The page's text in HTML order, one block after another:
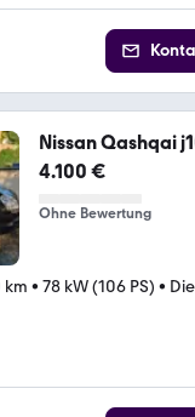
Nissan Qashqai
4.100 €
Ohne Bewertung
km • 78 kW (106 PS) •